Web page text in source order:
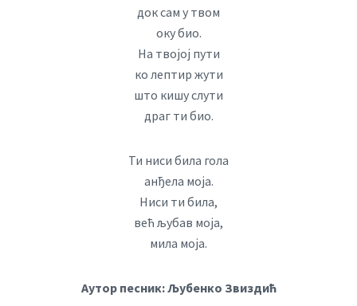
док сам у твом
оку био.
На твојој пути
ко лептир жути
што кишу слути
драг ти био.
Ти ниси била гола
анђела моја.
Ниси ти била,
већ љубав моја,
мила моја.
Аутор песник: Љубенко Звиздић